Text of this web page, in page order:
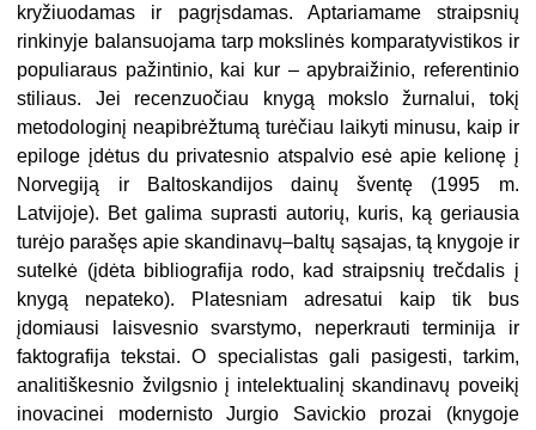
kryžiuodamas ir pagrįsdamas. Aptariamame straipsnių
rinkinyje balansuojama tarp mokslinės komparatyvistikos ir
populiaraus pažintinio, kai kur – apybraižinio, referentinio
stiliaus. Jei recenzuočiau knygą mokslo žurnalui, tokį
metodologinį neapibrėžtumą turėčiau laikyti minusu, kaip ir
epiloge įdėtus du privatesnio atspalvio esė apie kelionę į
Norvegiją ir Baltoskandijos dainų šventę (1995 m.
Latvijoje). Bet galima suprasti autorių, kuris, ką geriausia
turėjo parašęs apie skandinavų–baltų sąsajas, tą knygoje ir
sutelkė (įdėta bibliografija rodo, kad straipsnių trečdalis į
knygą nepateko). Platesniam adresatui kaip tik bus
įdomiausi laisvesnio svarstymo, neperkrauti terminija ir
faktografija tekstai. O specialistas gali pasigesti, tarkim,
analitiškesnio žvilgsnio į intelektualinį skandinavų poveikį
inovacinei modernisto Jurgio Savickio prozai (knygoje